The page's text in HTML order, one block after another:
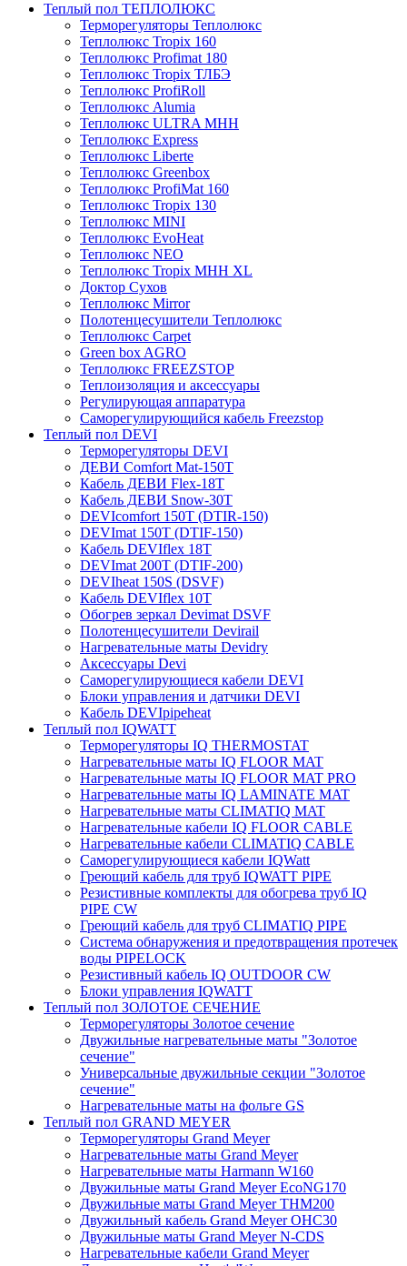
Теплый пол ТЕПЛОЛЮКС
Терморегуляторы Теплолюкс
Теплолюкс Tropix 160
Теплолюкс Profimat 180
Теплолюкс Tropix ТЛБЭ
Теплолюкс ProfiRoll
Теплолюкс Alumia
Теплолюкс ULTRA МНН
Теплолюкс Express
Теплолюкс Liberte
Теплолюкс Greenbox
Теплолюкс ProfiMat 160
Теплолюкс Tropix 130
Теплолюкс MINI
Теплолюкс EvoHeat
Теплолюкс NEO
Теплолюкс Tropix МНН XL
Доктор Сухов
Теплолюкс Mirror
Полотенцесушители Теплолюкс
Теплолюкс Carpet
Green box AGRO
Теплолюкс FREEZSTOP
Теплоизоляция и аксессуары
Регулирующая аппаратура
Cаморегулирующийся кабель Freezstop
Теплый пол DEVI
Терморегуляторы DEVI
ДЕВИ Comfort Mat-150T
Кабель ДЕВИ Flex-18T
Кабель ДЕВИ Snow-30T
DEVIcomfort 150T (DTIR-150)
DEVImat 150T (DTIF-150)
Кабель DEVIflex 18T
DEVImat 200T (DTIF-200)
DEVIheat 150S (DSVF)
Кабель DEVIflex 10T
Обогрев зеркал Devimat DSVF
Полотенцесушители Devirail
Нагревательные маты Devidry
Аксессуары Devi
Саморегулирующиеся кабели DEVI
Блоки управления и датчики DEVI
Кабель DEVIpipeheat
Теплый пол IQWATT
Терморегуляторы IQ THERMOSTAT
Нагревательные маты IQ FLOOR MAT
Нагревательные маты IQ FLOOR MAT PRO
Нагревательные маты IQ LAMINATE MAT
Нагревательные маты CLIMATIQ MAT
Нагревательные кабели IQ FLOOR CABLE
Нагревательные кабели CLIMATIQ CABLE
Саморегулирующиеся кабели IQWatt
Греющий кабель для труб IQWATT PIPE
Резистивные комплекты для обогрева труб IQ
PIPE CW
Греющий кабель для труб CLIMATIQ PIPE
Система обнаружения и предотвращения протечек
воды PIPELOCK
Резистивный кабель IQ OUTDOOR CW
Блоки управления IQWATT
Теплый пол ЗОЛОТОЕ СЕЧЕНИЕ
Терморегуляторы Золотое сечение
Двужильные нагревательные маты "Золотое
сечение"
Универсальные двужильные секции "Золотое
сечение"
Нагревательные маты на фольге GS
Теплый пол GRAND MEYER
Терморегуляторы Grand Meyer
Нагревательные маты Grand Meyer
Нагревательные маты Harmann W160
Двужильные маты Grand Meyer EcoNG170
Двужильные маты Grand Meyer THM200
Двужильный кабель Grand Meyer OHC30
Двужильные маты Grand Meyer N-CDS
Нагревательные кабели Grand Meyer